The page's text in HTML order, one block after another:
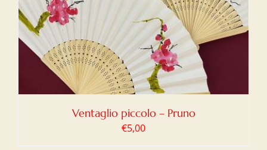
Ventaglio piccolo – Pruno
€5,00